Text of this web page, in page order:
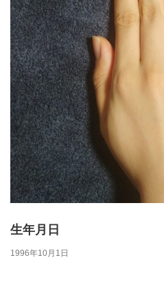
生年月日
1996年10月1日